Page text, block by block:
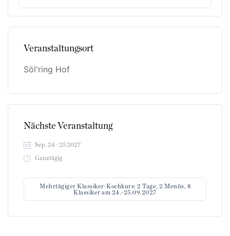
Veranstaltungsort
Söl'ring Hof
Nächste Veranstaltung
Mehrtägiger Klassiker-Kochkurs: 2 Tage, 2 Menüs, 8
Klassiker am 24.-25.09.2027
Sep. 24 - 25 2027
Ganztägig